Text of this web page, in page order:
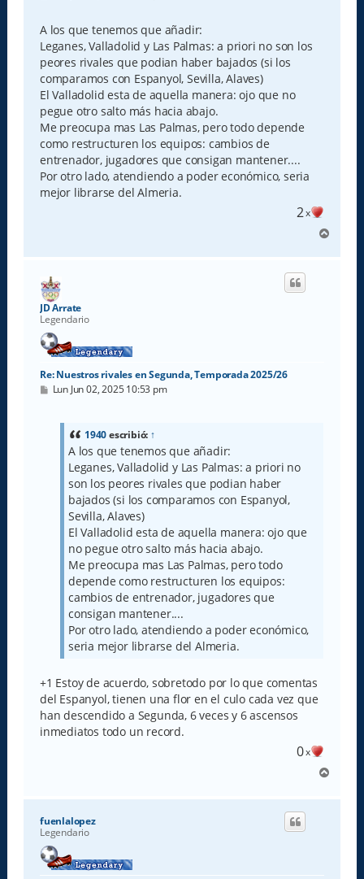
s
a
j
e
A los que tenemos que añadir:
Leganes, Valladolid y Las Palmas: a priori no son los
peores rivales que podian haber bajados (si los
comparamos con Espanyol, Sevilla, Alaves)
El Valladolid esta de aquella manera: ojo que no
pegue otro salto más hacia abajo.
Me preocupa mas Las Palmas, pero todo depende
como restructuren los equipos: cambios de
entrenador, jugadores que consigan mantener....
Por otro lado, atendiendo a poder económico, seria
mejor librarse del Almeria.
2x
r
JD Arrate
Legendario
Re: Nuestros rivales en Segunda, Temporada 2025/26
M
Lun Jun 02, 2025 10:53 pm
1940escribió: ↑
A los que tenemos que añadir:
Leganes, Valladolid y Las Palmas: a priori no
son los peores rivales que podian haber
bajados (si los comparamos con Espanyol,
Sevilla, Alaves)
El Valladolid esta de aquella manera: ojo que
no pegue otro salto más hacia abajo.
Me preocupa mas Las Palmas, pero todo
depende como restructuren los equipos:
cambios de entrenador, jugadores que
consigan mantener....
Por otro lado, atendiendo a poder económico,
seria mejor librarse del Almeria.
+1 Estoy de acuerdo, sobretodo por lo que comentas
del Espanyol, tienen una flor en el culo cada vez que
han descendido a Segunda, 6 veces y 6 ascensos
inmediatos todo un record.
0x
r
fuenlalopez
Legendario